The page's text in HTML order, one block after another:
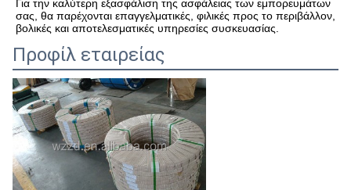
Για την καλύτερη εξασφάλιση της ασφάλειας των εμπορευμάτων
σας, θα παρέχονται επαγγελματικές, φιλικές προς το περιβάλλον,
βολικές και αποτελεσματικές υπηρεσίες συσκευασίας.
Προφίλ εταιρείας